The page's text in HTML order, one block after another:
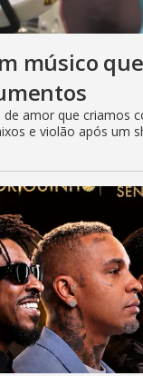
músico
de amor que criamos
e violão após um